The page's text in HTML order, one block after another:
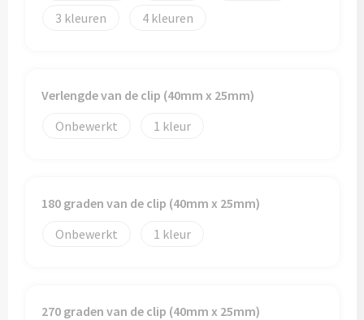
3
4
Verlengde van de clip (40mm x 25mm)
Onbewerkt
1
180 graden van de clip (40mm x 25mm)
Onbewerkt
1
270 graden van de clip (40mm x 25mm)